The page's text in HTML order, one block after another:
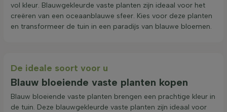
vol kleur. Blauwgekleurde vaste planten zijn ideaal voor het
creëren van een oceaanblauwe sfeer. Kies voor deze planten
en transformeer de tuin in een paradijs van blauwe bloemen.
De ideale soort voor u
Blauw bloeiende vaste planten kopen
Blauw bloeiende vaste planten brengen een prachtige kleur in
de tuin. Deze blauwgekleurde vaste planten zijn ideaal voor